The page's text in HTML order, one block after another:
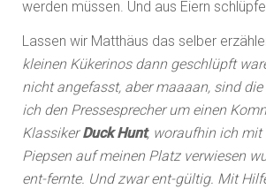
werden müssen. Und aus Eiern
Lassen wir Matthäus das selber
kleinen Kükerinos dann geschlüpft
nicht angefasst, aber maaaan, sind die
ich den Pressesprecher um einen
KlassikerDuck Hunt, woraufhin ich mit
Piepsen auf meinen Platz verwiesen
ent-fernte. Und zwar ent-gültig. Mit